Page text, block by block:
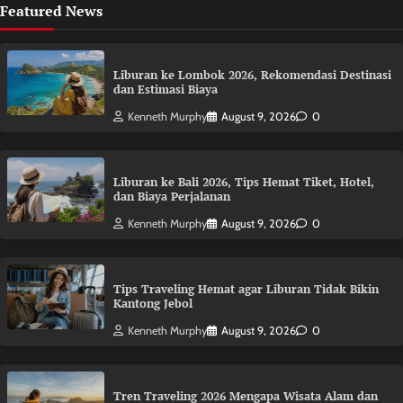
Featured News
Liburan ke Lombok 2026, Rekomendasi Destinasi
dan Estimasi Biaya
Kenneth Murphy August 9, 2026 0
Liburan ke Bali 2026, Tips Hemat Tiket, Hotel,
dan Biaya Perjalanan
Kenneth Murphy August 9, 2026 0
Tips Traveling Hemat agar Liburan Tidak Bikin
Kantong Jebol
Kenneth Murphy August 9, 2026 0
Tren Traveling 2026 Mengapa Wisata Alam dan